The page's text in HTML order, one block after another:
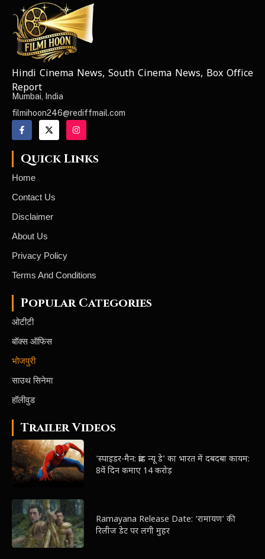
NEWS ELEMENTOR
Hindi Cinema News, South Cinema News, Box Office
Report
Mumbai, India
filmihoon246@rediffmail.com
Quick Links
Home
Contact Us
Disclaimer
About Us
Privacy Policy
Terms And Conditions
Popular Categories
ओटीटी
बॉक्स ऑफिस
भोजपुरी
साउथ सिनेमा
हॉलीवुड
Trailer Videos
‘स्पाइडर-मैन: ब्रांड न्यू डे’ का भारत में दबदबा कायम:
8वें दिन कमाए 14 करोड़
Ramayana Release Date: ‘रामायण’ की
रिलीज डेट पर लगी मुहर